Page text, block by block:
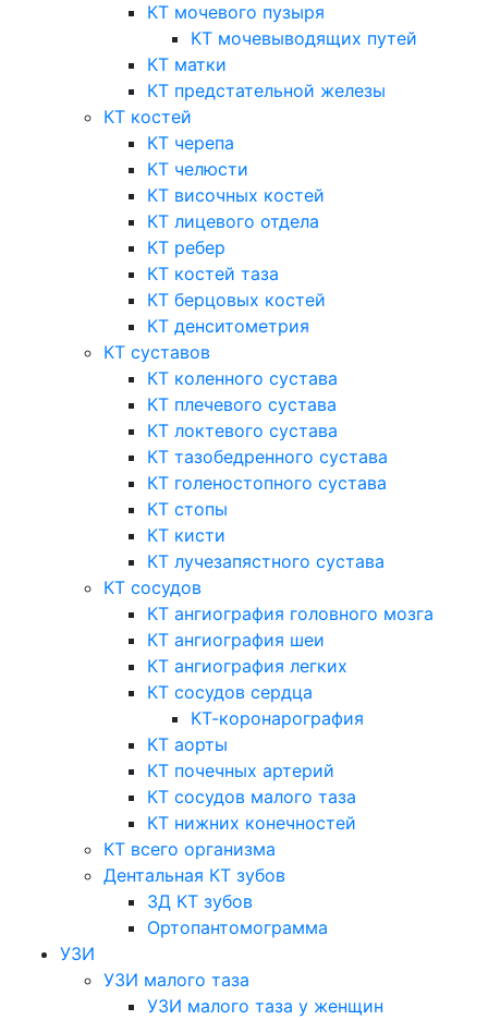
КТ мочевого пузыря
КТ мочевыводящих путей
КТ матки
КТ предстательной железы
КТ костей
КТ черепа
КТ челюсти
КТ височных костей
КТ лицевого отдела
КТ ребер
КТ костей таза
КТ берцовых костей
КТ денситометрия
КТ суставов
КТ коленного сустава
КТ плечевого сустава
КТ локтевого сустава
КТ тазобедренного сустава
КТ голеностопного сустава
КТ стопы
КТ кисти
КТ лучезапястного сустава
КТ сосудов
КТ ангиография головного мозга
КТ ангиография шеи
КТ ангиография легких
КТ сосудов сердца
КТ-коронарография
КТ аорты
КТ почечных артерий
КТ сосудов малого таза
КТ нижних конечностей
КТ всего организма
Дентальная КТ зубов
3Д КТ зубов
Ортопантомограмма
УЗИ
УЗИ малого таза
УЗИ малого таза у женщин